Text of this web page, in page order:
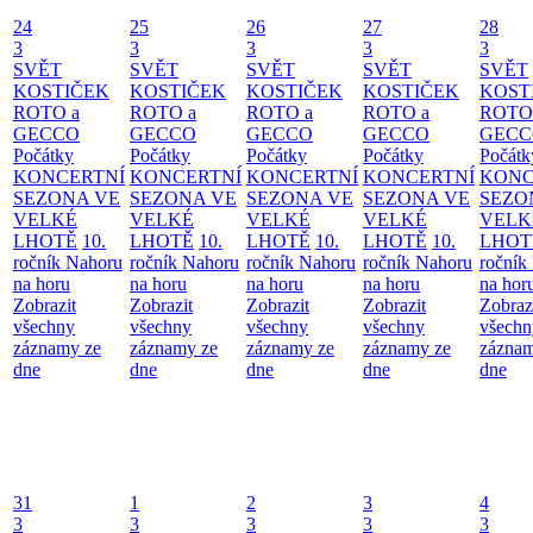
24
3
SVĚT
KOSTIČEK
ROTO a
GECCO
Počátky
KONCERTNÍ
SEZONA VE
VELKÉ
LHOTĚ 10.
ročník Nahoru
na horu
Zobrazit
všechny
záznamy ze
dne
25
3
SVĚT
KOSTIČEK
ROTO a
GECCO
Počátky
KONCERTNÍ
SEZONA VE
VELKÉ
LHOTĚ 10.
ročník Nahoru
na horu
Zobrazit
všechny
záznamy ze
dne
26
3
SVĚT
KOSTIČEK
ROTO a
GECCO
Počátky
KONCERTNÍ
SEZONA VE
VELKÉ
LHOTĚ 10.
ročník Nahoru
na horu
Zobrazit
všechny
záznamy ze
dne
27
3
SVĚT
KOSTIČEK
ROTO a
GECCO
Počátky
KONCERTNÍ
SEZONA VE
VELKÉ
LHOTĚ 10.
ročník Nahoru
na horu
Zobrazit
všechny
záznamy ze
dne
28
3
SVĚT
ročník
na
dne
31
3
1
3
2
3
3
3
4
3